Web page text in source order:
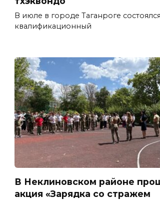
В июле в городе Таганроге состоялся
квалификационный
В Неклиновском районе
акция «Зарядка со стражем